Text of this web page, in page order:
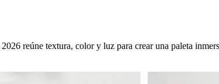
2026 reúne textura, color y luz para crear una paleta